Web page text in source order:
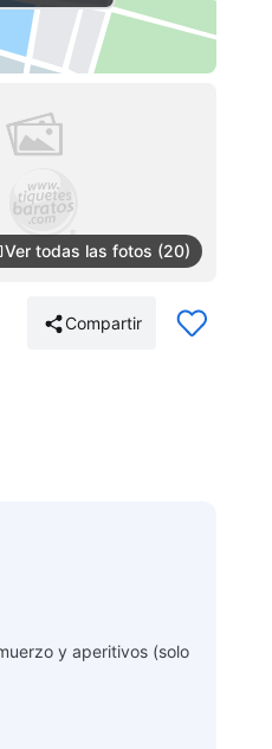
Ver todas las fotos (20)
Compartir
y aperitivos (solo